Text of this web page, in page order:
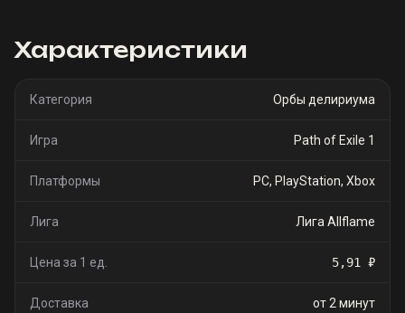
Характеристики
Категория Орбы делириума
Игра Path of Exile 1
Платформы PC, PlayStation, Xbox
Лига Лига Allflame
Цена за 1 ед. 5,91 ₽
Доставка от 2 минут